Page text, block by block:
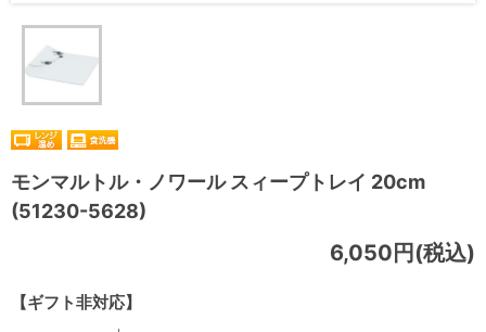
モンマルトル・ノワール スィープトレイ 20cm
(51230-5628)
【ギフト非対応】
6,050円(税込)